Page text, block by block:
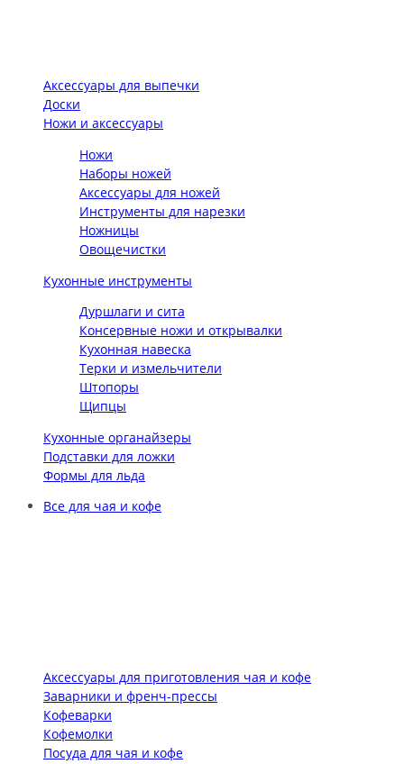
Аксессуары для выпечки
Доски
Ножи и аксессуары
Ножи
Наборы ножей
Аксессуары для ножей
Инструменты для нарезки
Ножницы
Овощечистки
Кухонные инструменты
Дуршлаги и сита
Консервные ножи и открывалки
Кухонная навеска
Терки и измельчители
Штопоры
Щипцы
Кухонные органайзеры
Подставки для ложки
Формы для льда
Все для чая и кофе
Аксессуары для приготовления чая и кофе
Заварники и френч-прессы
Кофеварки
Кофемолки
Посуда для чая и кофе